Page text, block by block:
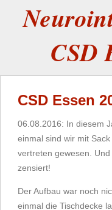
CSD
CSD Essen
06.08.2016: In diesem
einmal sind wir mit
vertreten gewesen.
zensiert!
Der Aufbau war noch
einmal die Tischdecke